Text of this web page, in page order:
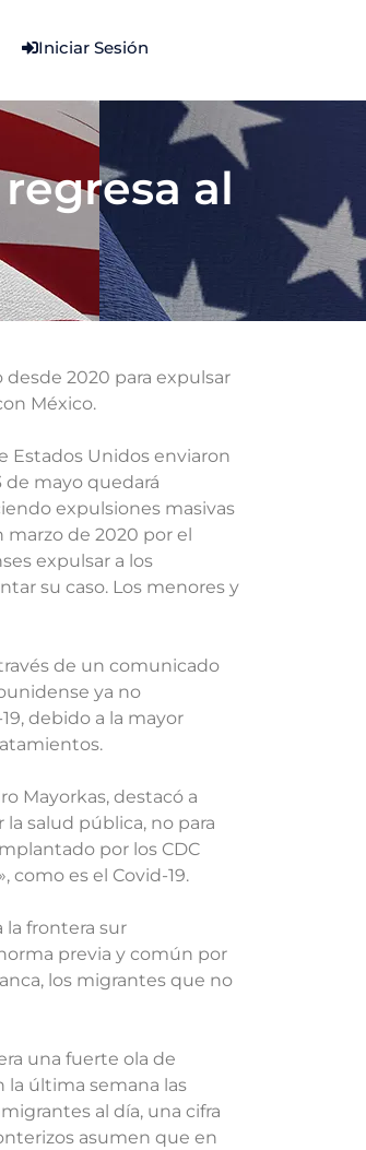
Iniciar Sesión
al
2020 para expulsar
México.
Estados Unidos enviaron
de mayo quedará
expulsiones masivas
de 2020 por el
expulsar a los
su caso. Los menores y
de un comunicado
ya no
debido a la mayor
Mayorkas, destacó a
salud pública, no para
por los CDC
como es el Covid-19.
frontera sur
previa y común por
los migrantes que no
una fuerte ola de
la última semana las
al día, una cifra
asumen que en